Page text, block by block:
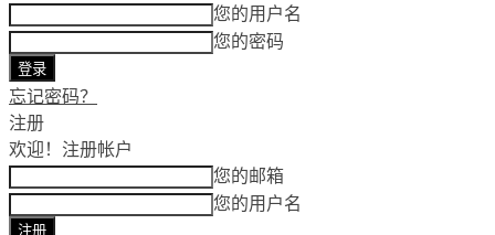
您的用户名
您的密码
忘记密码？
注册
欢迎！ 注册帐户
您的邮箱
您的用户名